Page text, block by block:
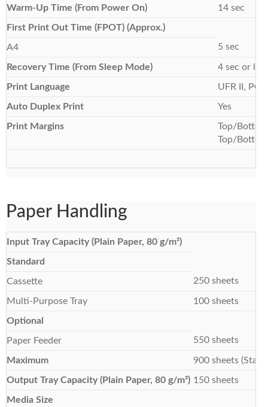
Warm-Up Time (From Power On) 14 sec
First Print Out Time (FPOT) (Approx.)
A4 5 sec
Recovery Time (From Sleep Mode) 4 sec or less
Print Language UFR II,
Auto Duplex Print Yes
Print Margins
Top/
Top/
Paper Handling
Input Tray Capacity (Plain Paper, 80 g/m²)
Standard
Cassette 250 sheets
Multi-Purpose Tray 100 sheets
Optional
Paper Feeder 550 sheets
Maximum 900 sheets
Output Tray Capacity (Plain Paper, 80 g/m²) 150 sheets
Media Size